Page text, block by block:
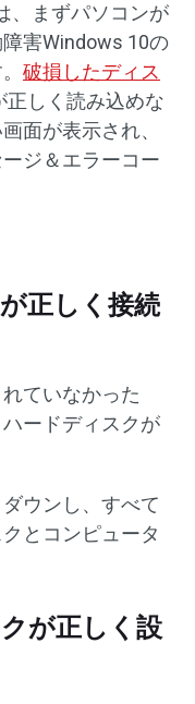
、まずパソコンが
害Windows 10の
破損したディス
しく読み込めな
面が表示され、
ジ＆エラーコー
正しく接続
ていなかった
ードディスクが
ウンし、すべて
とコンピュータ
が正しく設